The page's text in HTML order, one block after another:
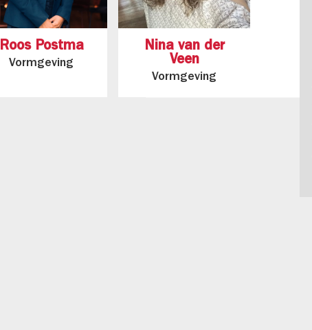
Roos Postma
Vormgeving
Nina van der
Veen
Vormgeving